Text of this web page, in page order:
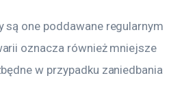
są one poddawane regularnym
oznacza również mniejsze
w przypadku zaniedbania